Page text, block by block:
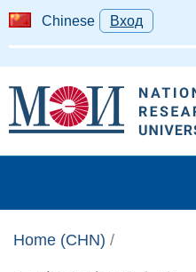
Chinese Вход
Home (CHN) /